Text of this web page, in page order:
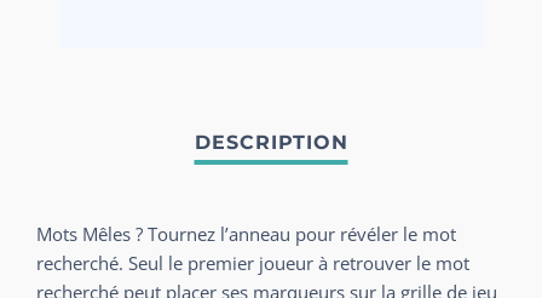
Mots Mêles ? Tournez l’anneau pour révéler le mot
recherché. Seul le premier joueur à retrouver le mot
recherché peut placer ses marqueurs sur la grille de jeu